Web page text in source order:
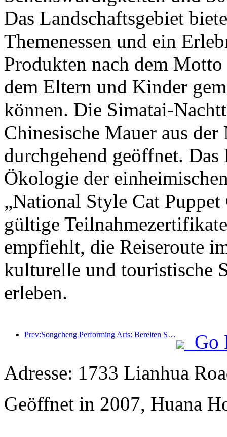
Das Landschaftsgebiet
Themenessen und ein
Produkten nach dem
dem Eltern und Kinder
können. Die Simatai-
Chinesische Mauer aus
durchgehend geöffnet.
Ökologie der
„National Style Cat
gültige
empfiehlt, die Reiseroute
kulturelle und touristische
erleben.
Prev:Songcheng Performing Arts: Bereiten Sie sich auf Markt- und Veranstaltungsinhalte während der touristischen Hochsaison im Sommer vor
Go
Adresse: 1733 Lianhua
Geöffnet in 2007, Huana